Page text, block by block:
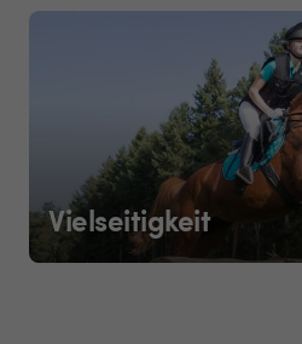
Vielseitigkeit